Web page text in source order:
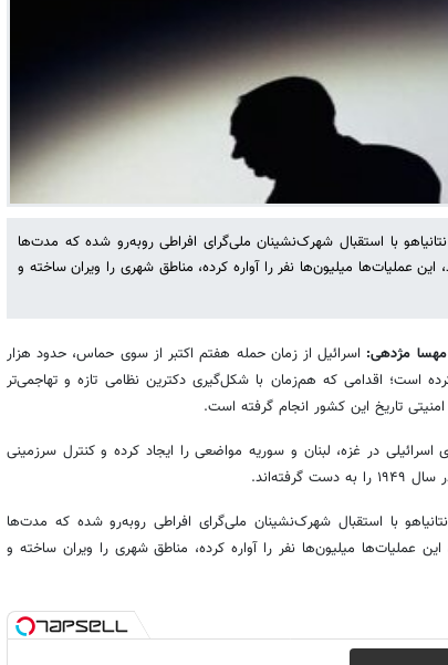
با استقبال شهرک‌نشینان ملی‌گرای افراطی روبه‌رو شده که مدت‌ها
عملیات‌ها میلیون‌ها نفر را آواره کرده، مناطق شهری را ویران ساخته و
مهسا مژدهی: اسرائیل از زمان حمله هفتم اکتبر از سوی حماس، حدود هزار
است؛ اقدامی که هم‌زمان با شکل‌گیری دکترین نظامی تازه و تهاجمی‌تر
تاریخ این کشور انجام گرفته است.
اسرائیلی در غزه، لبنان و سوریه مواضعی را ایجاد کرده‌ و کنترل سرزمینی
با استقبال شهرک‌نشینان ملی‌گرای افراطی روبه‌رو شده که مدت‌ها
عملیات‌ها میلیون‌ها نفر را آواره کرده، مناطق شهری را ویران ساخته و